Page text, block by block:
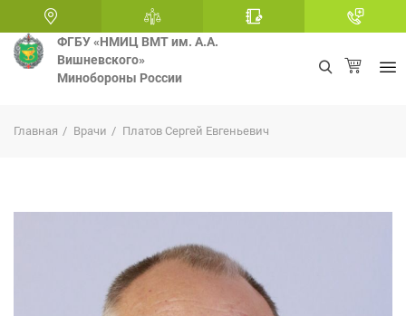
ФГБУ «НМИЦ ВМТ им. А.А.
Вишневского»
Минобороны России
Главная Врачи Платов Сергей Евгеньевич